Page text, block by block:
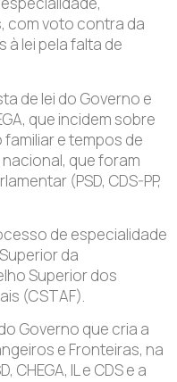
com voto contra da
lei pela falta de
de lei do Governo e
que incidem sobre
e tempos de
que foram
(PSD, CDS-PP,
de especialidade
da
Superior dos
(CSTAF).
Governo que cria a
e Fronteiras, na
CHEGA, IL e CDS e a